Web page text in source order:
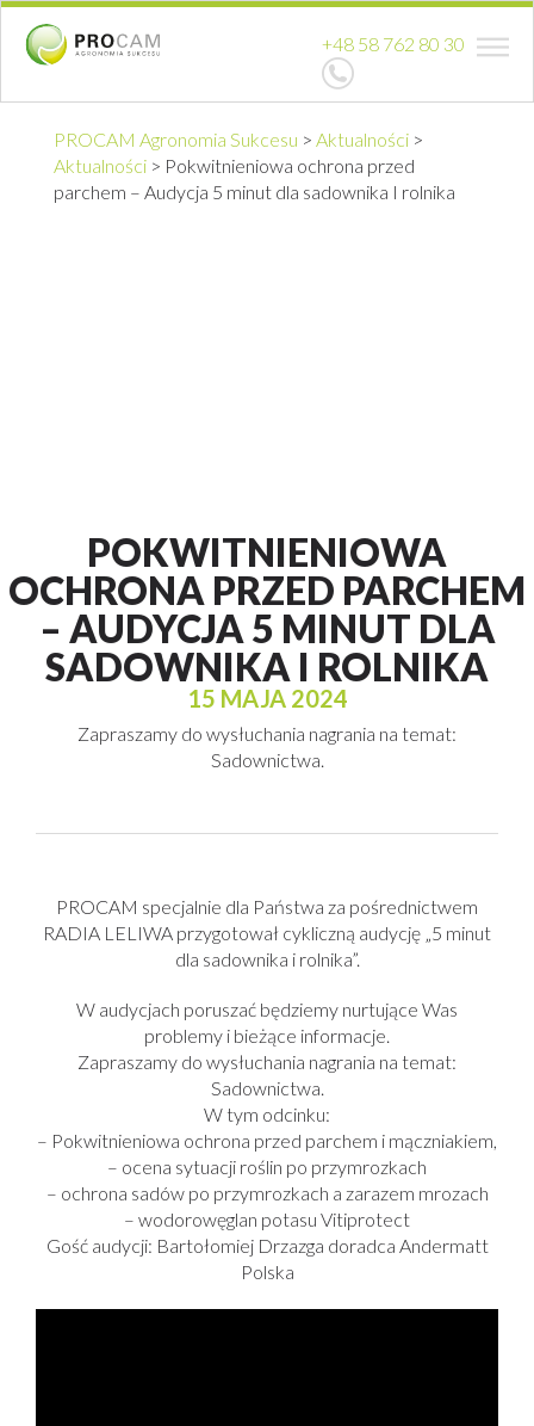
+48 58 762 80 30
PROCAM Agronomia Sukcesu > Aktualności >
Aktualności > Pokwitnieniowa ochrona przed
parchem – Audycja 5 minut dla sadownika I rolnika
POKWITNIENIOWA
OCHRONA PRZED PARCHEM
– AUDYCJA 5 MINUT DLA
SADOWNIKA I ROLNIKA
15 MAJA 2024
Zapraszamy do wysłuchania nagrania na temat:
Sadownictwa.
PROCAM specjalnie dla Państwa za pośrednictwem
RADIA LELIWA przygotował cykliczną audycję „5 minut
dla sadownika i rolnika”.
W audycjach poruszać będziemy nurtujące Was
problemy i bieżące informacje.
Zapraszamy do wysłuchania nagrania na temat:
Sadownictwa.
W tym odcinku:
– Pokwitnieniowa ochrona przed parchem i mączniakiem,
– ocena sytuacji roślin po przymrozkach
– ochrona sadów po przymrozkach a zarazem mrozach
– wodorowęglan potasu Vitiprotect
Gość audycji: Bartołomiej Drzazga doradca Andermatt
Polska